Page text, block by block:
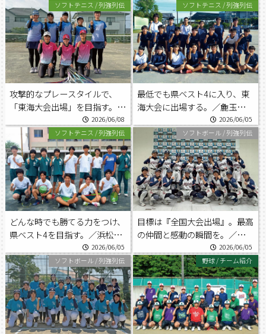
ソフトテニス /列強列伝
攻撃的なプレースタイルで、
「東海大会出場」を目指す。／
新津中学校女子ソフトテニス部
2026/06/08
ソフトテニス /列強列伝
最低でも県ベスト4に入り、東
海大会に出場する。／麁玉中学
校男子ソフトテニス部2026/06/05
ソフトテニス /列強列伝
どんな時でも勝てる力をつけ、
県ベスト4を目指す。／浜松東
部中学校男子ソフトテニス部
2026/06/05
ソフトボール /列強列伝
目標は『全国大会出場』。最高
の仲間と感動の瞬間を。／浜北
北部中学校ソフトボール部
2026/06/05
ソフトボール /列強列伝 野球/ チーム紹介